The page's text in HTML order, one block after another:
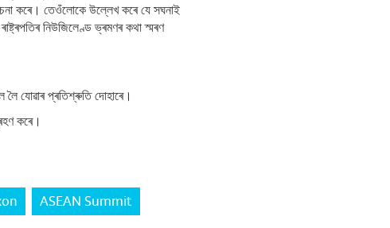
কৰে। তেওঁলোকে উল্লেখ কৰে যে সঘনাই
নিউজিলেণ্ড ভ্ৰমণৰ কথা স্মৰণ
লৈ যোৱাৰ প্ৰতিশ্ৰুতি দোহাৰে।
কৰে।
ASEAN Summit